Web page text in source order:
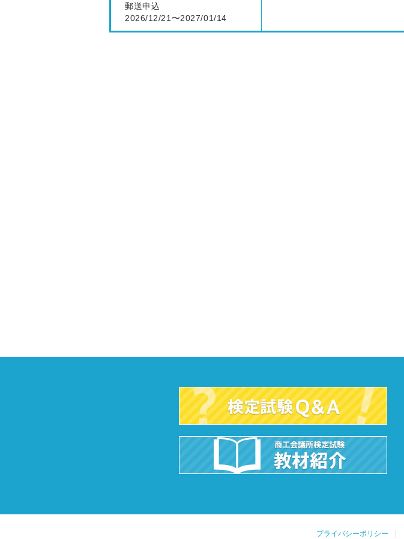
郵送申込
2026/12/21〜2027/01/14
プライバシーポリシー